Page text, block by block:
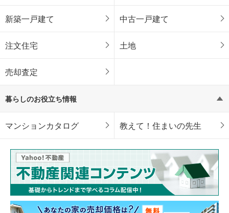
新築一戸建て 中古一戸建て
注文住宅 土地
売却査定
暮らしのお役立ち情報
マンションカタログ 教えて！住まいの先生